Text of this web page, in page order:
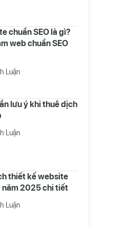
chuẩn SEO là gì?
web chuẩn SEO
Luận
lưu ý khi thuê dịch
Luận
thiết kế website
năm 2025 chi tiết
Luận